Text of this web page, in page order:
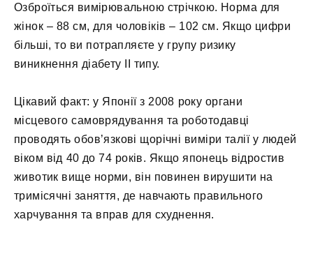
Озброїться вимірювальною стрічкою. Норма для
жінок – 88 см, для чоловіків – 102 см. Якщо цифри
більші, то ви потрапляєте у групу ризику
виникнення діабету II типу.
Цікавий факт: у Японії з 2008 року органи
місцевого самоврядування та роботодавці
проводять обов’язкові щорічні виміри талії у людей
віком від 40 до 74 років. Якщо японець відростив
животик вище норми, він повинен вирушити на
тримісячні заняття, де навчають правильного
харчування та вправ для схуднення.